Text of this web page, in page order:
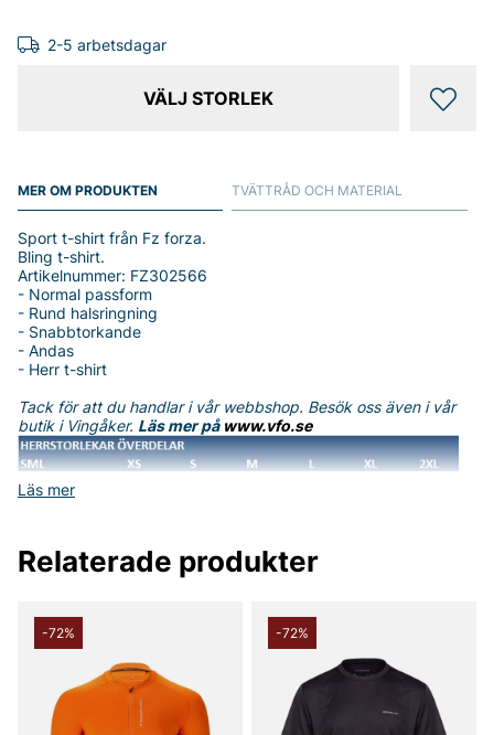
2-5 arbetsdagar
VÄLJ STORLEK
MER OM PRODUKTEN
Läs mer
Sport t-shirt från Fz forza.
Bling t-shirt.
Artikelnummer: FZ302566
- Normal passform
- Rund halsringning
- Snabbtorkande
- Andas
- Herr t-shirt
Tack för att du handlar i vår webbshop. Besök oss även i vår
butik i Vingåker. Läs mer på www.vfo.se
TVÄTTRÅD OCH MATERIAL
Relaterade produkter
-72% -72%